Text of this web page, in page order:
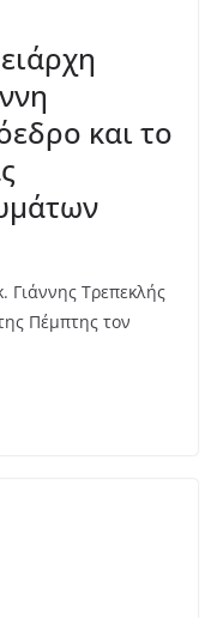
και το
Γιάννης Τρεπεκλής
Πέμπτης τον